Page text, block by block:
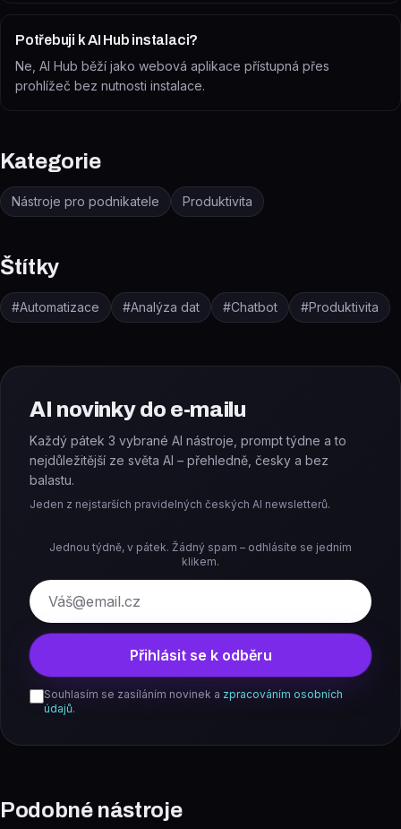
Potřebuji k AI Hub instalaci?
Ne, AI Hub běží jako webová aplikace přístupná přes
prohlížeč bez nutnosti instalace.
Kategorie
Nástroje pro podnikatele Produktivita
Štítky
#Automatizace #Analýza dat #Chatbot #Produktivita
AI novinky do e-mailu
Každý pátek 3 vybrané AI nástroje, prompt týdne a to
nejdůležitější ze světa AI – přehledně, česky a bez
balastu.
Jeden z nejstarších pravidelných českých AI newsletterů.
Jednou týdně, v pátek. Žádný spam – odhlásíte se jedním
klikem.
E-mail
Přihlásit se k odběru
Souhlasím se zasíláním novinek a zpracováním osobních
údajů.
Podobné nástroje